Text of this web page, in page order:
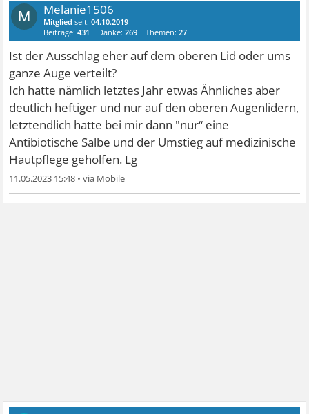
M Melanie1506
Mitglied seit:04.10.2019
Beiträge:431 Danke:269 Themen:27
Ist der Ausschlag eher auf dem oberen Lid oder ums
ganze Auge verteilt?
Ich hatte nämlich letztes Jahr etwas Ähnliches aber
deutlich heftiger und nur auf den oberen Augenlidern,
letztendlich hatte bei mir dann "nur“ eine
Antibiotische Salbe und der Umstieg auf medizinische
Hautpflege geholfen. Lg
11.05.2023 15:48 •